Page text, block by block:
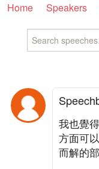
Home Speakers
Speech
我也覺
方面可
而解的部